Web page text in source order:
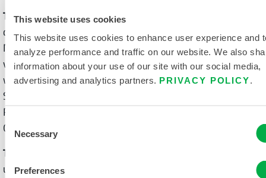
This website uses cookies
This website uses cookies to enhance user experience and
analyze performance and traffic on our website. We also
information about your use of our site with our social media,
advertising and analytics partners. PRIVACY POLICY.
Selection
Necessary
Preferences
Typ O (Off-Road): Warnkleidung des Typs O verbessert
die Sichtbarkeit von Arbeitnehmern bei Tag und bei
Nacht in Umgebungen, in denen die Gefahr besteht,
von Fahrzeugen oder Maschinen angefahren zu
werden. Dies gilt jedoch nicht für Umgebungen mit
Straßenverkehr. Beispiele sind Parkwächter,
Raffinerie- und Minenarbeiter, Personal auf Öl- und
Gasförderplattformen
Typ R (Straßenverkehr)
unterscheidet sich von Typ O dadurch, dass sie die